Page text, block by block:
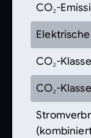
CO₂-
CO₂-
CO₂-